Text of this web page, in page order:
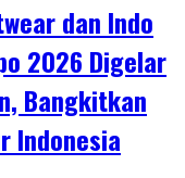
dan Indo
2026 Digelar
Bangkitkan
Indonesia